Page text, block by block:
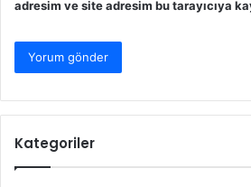
adresim ve site adresim bu tarayıcıya
Kategoriler